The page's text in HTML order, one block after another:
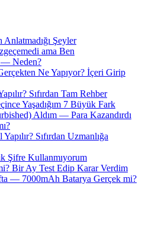
Şeyler
ama Ben
— Neden?
Ne Yapıyor? İçeri Girip
Sıfırdan Tam Rehber
Yaşadığım 7 Büyük Fark
Aldım — Para Kazandırdı
Sıfırdan Uzmanlığa
Şifre Kullanmıyorum
Bir Ay Test Edip Karar Verdim
— 7000mAh Batarya Gerçek mi?